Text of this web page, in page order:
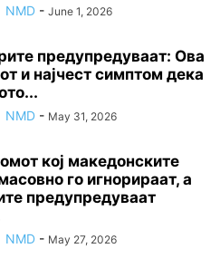
NMD - June 1, 2026
предупредуваат: Ова
и најчест симптом дека
NMD - May 31, 2026
кој македонските
го игнорираат, а
предупредуваат
NMD - May 27, 2026